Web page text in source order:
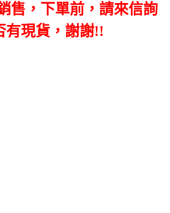
售，下單前，請來信詢
有現貨，謝謝!!